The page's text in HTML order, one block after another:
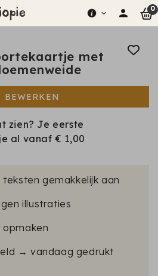
0
met
BEWERKEN
zien? Je eerste
al vanaf€ 1,00
gemakkelijk aan
illustraties
opmaken
→ vandaag gedrukt